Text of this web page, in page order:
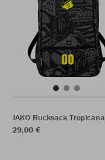
JAKO Rucksack Tropicana
29,00 €